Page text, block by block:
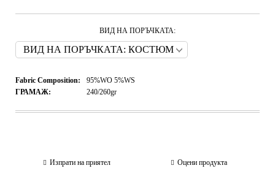
ВИД НА ПОРЪЧКАТА:
Fabric Composition:
95%WO 5%WS
ГРАМАЖ:
240/260gr
Изпрати на приятел Оцени продукта